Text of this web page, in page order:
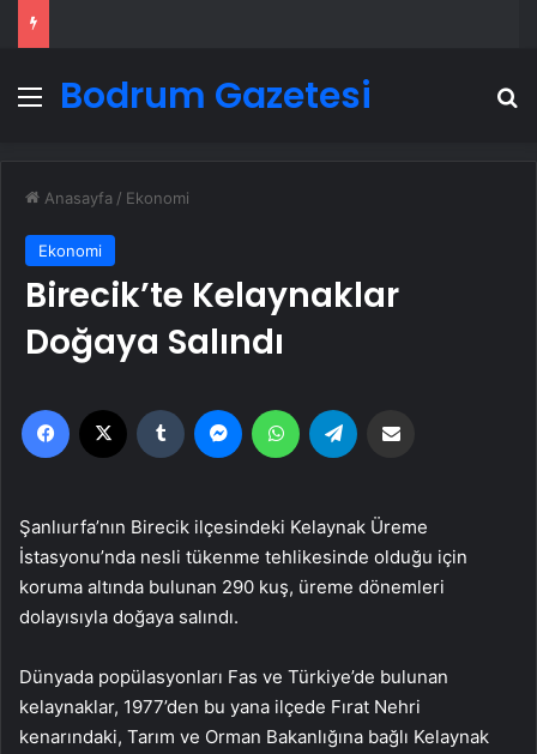
Menü
Bodrum Gazetesi
Anasayfa / Ekonomi
Ekonomi
Birecik’te Kelaynaklar
Doğaya Salındı
Facebook Tumblr MessengerWhatsApp
Şanlıurfa’nın Birecik ilçesindeki Kelaynak Üreme
İstasyonu’nda nesli tükenme tehlikesinde olduğu için
koruma altında bulunan 290 kuş, üreme dönemleri
dolayısıyla doğaya salındı.
Dünyada popülasyonları Fas ve Türkiye’de bulunan
kelaynaklar, 1977’den bu yana ilçede Fırat Nehri
kenarındaki, Tarım ve Orman Bakanlığına bağlı Kelaynak